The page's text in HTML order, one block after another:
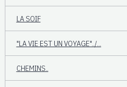
LA SOIF
"LA VIE EST UN VOYAGE"../...
CHEMINS..